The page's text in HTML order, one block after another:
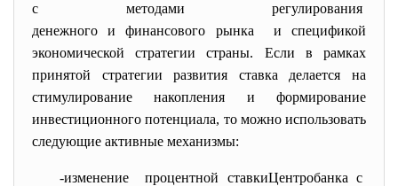
с методами регулирования
денежного и финансового рынка и спецификой
экономической стратегии страны. Если в рамках
принятой стратегии развития ставка делается на
стимулирование накопления и формирование
инвестиционного потенциала, то можно использовать
следующие активные механизмы:
-изменение процентной ставкиЦентробанкас